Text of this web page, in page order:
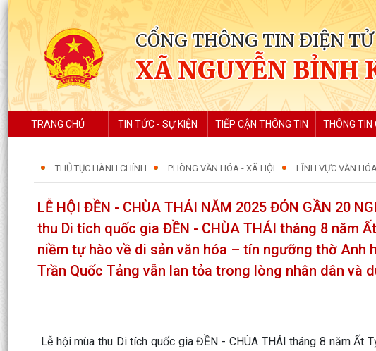
CỔNG THÔNG TIN ĐIỆN TỬ
XÃ NGUYỄN BỈNH
TRANG CHỦ TIN TỨC - SỰ KIỆN TIẾP CẬN THÔNG TIN THÔNG TIN
THỦ TỤC HÀNH CHÍNH PHÒNG VĂN HÓA - XÃ HỘI LĨNH VỰC VĂN
LỄ HỘI ĐỀN - CHÙA THÁI NĂM 2025 ĐÓN GẦN 20
thu Di tích quốc gia ĐỀN - CHÙA THÁI tháng 8 năm
niềm tự hào về di sản văn hóa – tín ngưỡng thờ
Trần Quốc Tảng vẫn lan tỏa trong lòng nhân dân và
Lễ hội mùa thu Di tích quốc gia ĐỀN - CHÙA THÁI tháng 8 năm